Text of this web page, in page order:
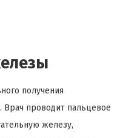
получения
Врач проводит пальцевое
железу,